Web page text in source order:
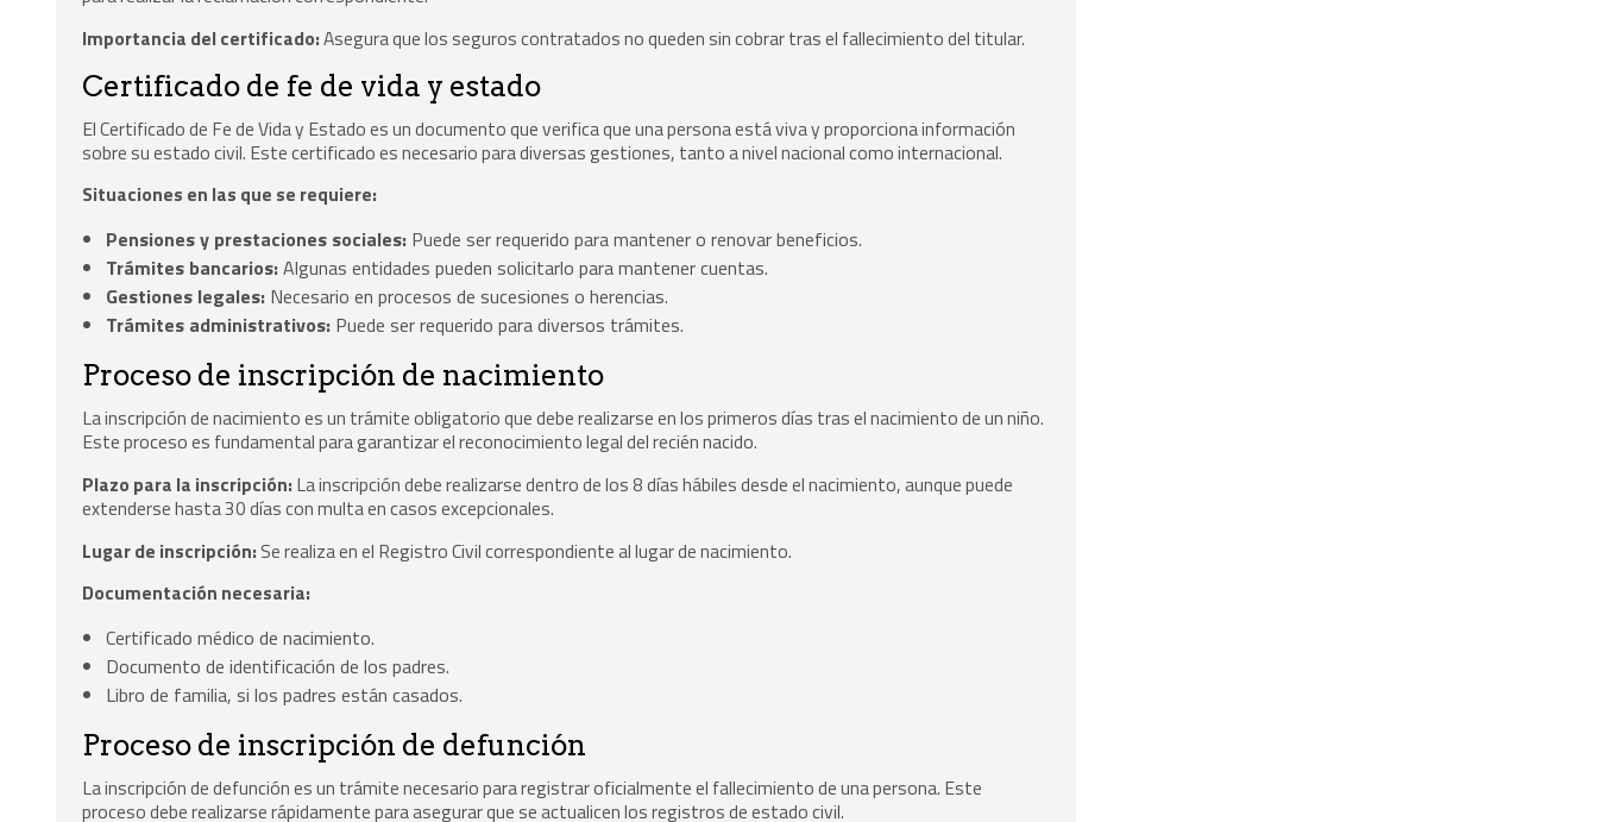
Importancia del certificado:Asegura que los seguros contratados no queden sin cobrar tras el fallecimiento del titular.
Certificado de fe de vida y estado
El Certificado de Fe de Vida y Estado es un documento que verifica que una persona está viva y proporciona información
sobre su estado civil. Este certificado es necesario para diversas gestiones, tanto a nivel nacional como internacional.
Situaciones en las que se requiere:
Pensiones y prestaciones sociales: Puede ser requerido para mantener o renovar beneficios.
Trámites bancarios:Algunas entidades pueden solicitarlo para mantener cuentas.
Gestiones legales: Necesario en procesos de sucesiones o herencias.
Trámites administrativos: Puede ser requerido para diversos trámites.
Proceso de inscripción de nacimiento
La inscripción de nacimiento es un trámite obligatorio que debe realizarse en los primeros días tras el nacimiento de un niño.
Este proceso es fundamental para garantizar el reconocimiento legal del recién nacido.
Plazo para la inscripción:La inscripción debe realizarse dentro de los 8 días hábiles desde el nacimiento, aunque puede
extenderse hasta 30 días con multa en casos excepcionales.
Lugar de inscripción:Se realiza en el Registro Civil correspondiente al lugar de nacimiento.
Documentación necesaria:
Certificado médico de nacimiento.
Documento de identificación de los padres.
Libro de familia, si los padres están casados.
Proceso de inscripción de defunción
La inscripción de defunción es un trámite necesario para registrar oficialmente el fallecimiento de una persona. Este
proceso debe realizarse rápidamente para asegurar que se actualicen los registros de estado civil.